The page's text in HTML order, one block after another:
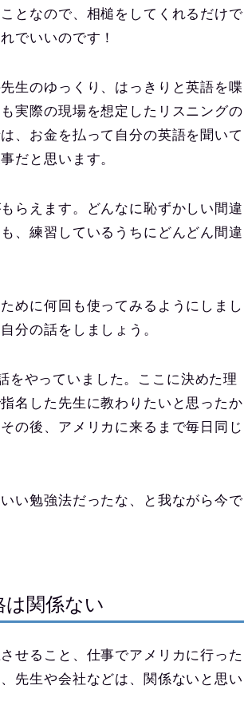
となので、相槌をしてくれるだけで
でいいのです！
生のゆっくり、はっきりと英語を喋
実際の現場を想定したリスニングの
、お金を払って自分の英語を聞いて
だと思います。
らえます。どんなに恥ずかしい間違
、練習しているうちにどんどん間違
めに何回も使ってみるようにしまし
分の話をしましょう。
をやっていました。ここに決めた理
名した先生に教わりたいと思ったか
の後、アメリカに来るまで毎日同じ
い勉強法だったな、と我ながら今で
関係ない
せること、仕事でアメリカに行った
先生や会社などは、関係ないと思い